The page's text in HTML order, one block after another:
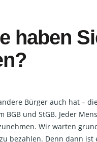
haben
Bürger auch hat –
und StGB. Jeder
Wir warten
bezahlen. Denn dann